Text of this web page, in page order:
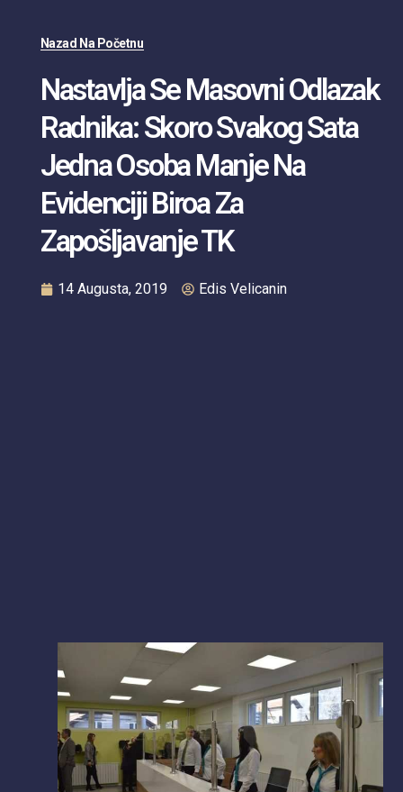
Nazad Na Početnu
Nastavlja Se Masovni Odlazak
Radnika: Skoro Svakog Sata
Jedna Osoba Manje Na
Evidenciji Biroa Za
Zapošljavanje TK
14 Augusta, 2019 Edis Velicanin